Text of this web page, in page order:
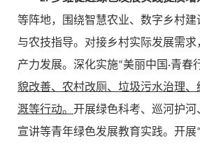
等阵地，围绕智慧农业、数字乡村
与农技指导。对接乡村实际发展需
产力发展。深化实施“美丽中国·青春
貌改善、农村改厕、垃圾污水治理
溉等行动。 开展绿色科考、巡河护河
宣讲等青年绿色发展教育实践。开展